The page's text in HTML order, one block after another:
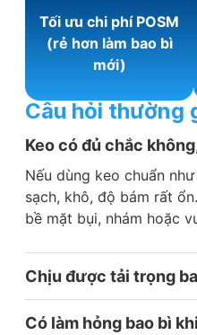
Tối ưu chi phí POSM
(rẻ hơn làm bao bì
mới)
Câu hỏi thường
Keo có đủ chắc
Nếu dùng keo chuẩn
sạch, khô, độ bám rất
bề mặt bụi, nhám hoặc
Chịu được tải trọng
Tùy loại. Phổ biến từ
giới hạn vì sẽ ảnh hưởng
Có làm hỏng bao bì